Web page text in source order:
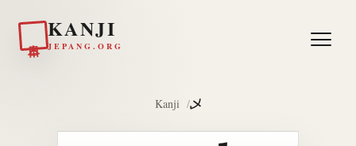
KANJI
JEPANG.ORG
Kanji 乄